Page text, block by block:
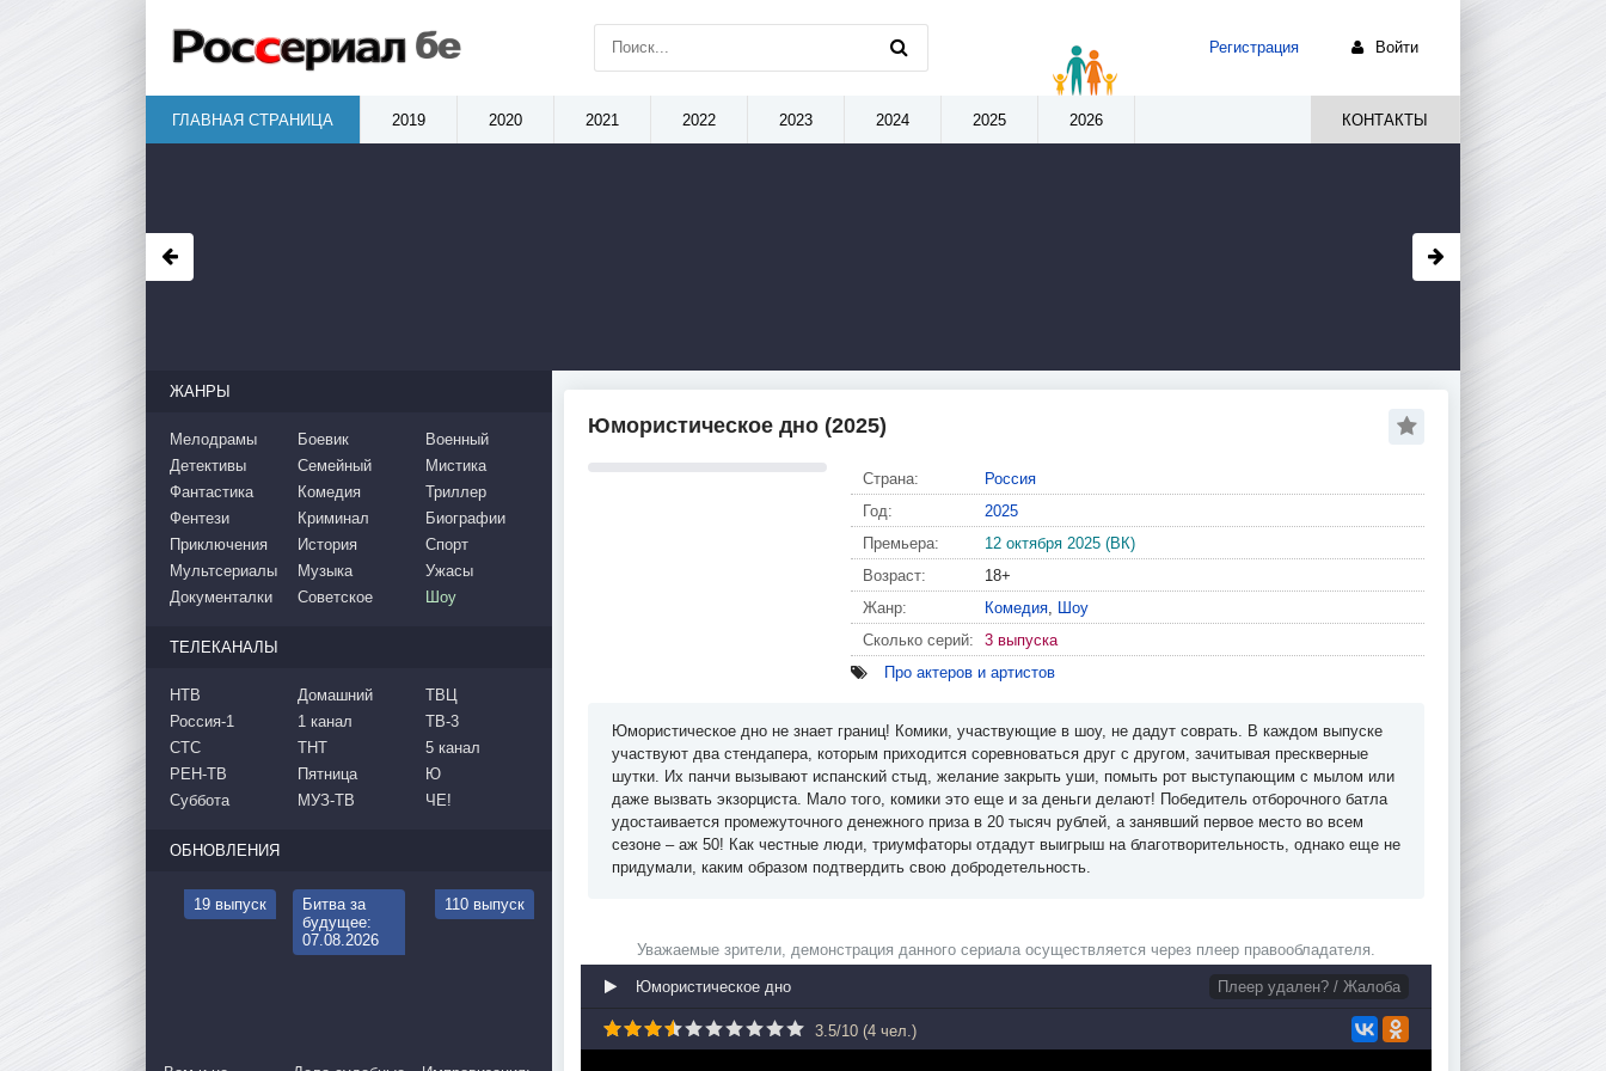
Юмористическое дно (2025)
Страна:
Россия
Год:
2025
Премьера:
12 октября 2025 (ВК)
Возраст:
18+
Жанр:
Комедия, Шоу
Сколько серий:
3 выпуска
Про актеров и артистов
Юмористическое дно не знает границ! Комики, участвующие в шоу, не дадут соврать. В каждом выпуске
участвуют два стендапера, которым приходится соревноваться друг с другом, зачитывая прескверные
шутки. Их панчи вызывают испанский стыд, желание закрыть уши, помыть рот выступающим с мылом или
даже вызвать экзорциста. Мало того, комики это еще и за деньги делают! Победитель отборочного батла
удостаивается промежуточного денежного приза в 20 тысяч рублей, а занявший первое место во всем
сезоне – аж 50! Как честные люди, триумфаторы отдадут выигрыш на благотворительность, однако еще не
придумали, каким образом подтвердить свою добродетельность.
Уважаемые зрители, демонстрация данного сериала осуществляется через плеер правообладателя.
Юмористическое дно Плеер удален? / Жалоба
3.5/10 (4 чел.)
ЖАНРЫ
Мелодрамы
Детективы
Фантастика
Боевик
Семейный
Комедия
Военный
Мистика
Триллер
Фентези
Приключения
Мультсериалы
Документалки
Криминал
История
Музыка
Советское
Биографии
Спорт
Ужасы
Шоу
ТЕЛЕКАНАЛЫ
НТВ
Россия-1
СТС
РЕН-ТВ
Суббота
Домашний
1 канал
ТНТ
Пятница
МУЗ-ТВ
ТВЦ
ТВ-3
5 канал
Ю
ЧЕ!
ОБНОВЛЕНИЯ
19 выпуск
Битва за
будущее:
07.08.2026
110 выпуск
Регистрация Войти
ГЛАВНАЯ СТРАНИЦА 2019 2020 2021 2022 2023 2024 2025 2026 КОНТАКТЫ